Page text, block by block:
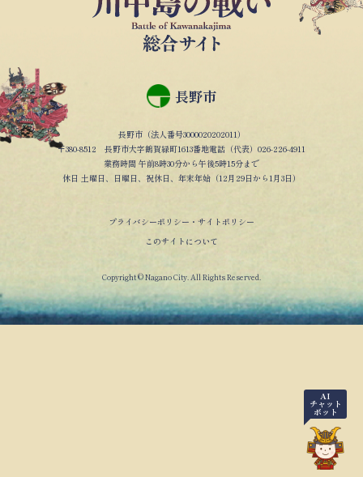
長野市
長野市（法人番号3000020202011）
〒380-8512 長野市大字鶴賀緑町1613番地電話（代表）026-226-4911
業務時間 午前8時30分から午後5時15分まで
休日 土曜日、日曜日、祝休日、年末年始（12月29日から1月3日）
プライバシーポリシー・サイトポリシー
このサイトについて
Copyright © Nagano City. All Rights Reserved.
AI
チャット
ボット